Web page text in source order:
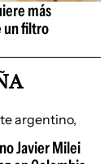
más
un filtro
Javier Milei